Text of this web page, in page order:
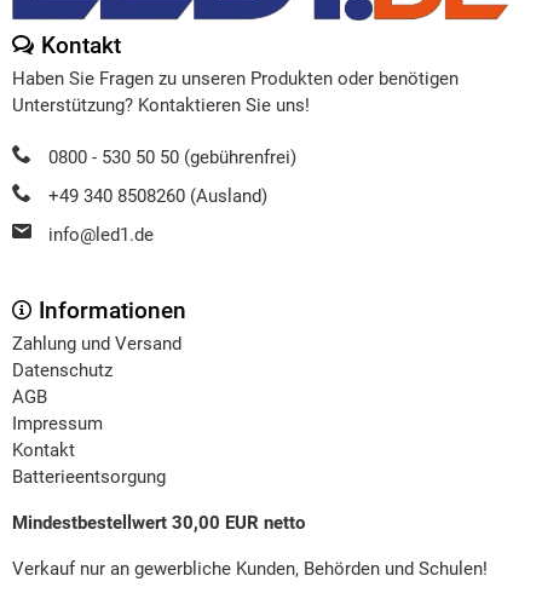
Kontakt
Haben Sie Fragen zu unseren Produkten oder benötigen
Unterstützung? Kontaktieren Sie uns!
0800 - 530 50 50 (gebührenfrei)
+49 340 8508260 (Ausland)
info@led1.de
Informationen
Zahlung und Versand
Datenschutz
AGB
Impressum
Kontakt
Batterieentsorgung
Mindestbestellwert 30,00 EUR netto
Verkauf nur an gewerbliche Kunden, Behörden und Schulen!